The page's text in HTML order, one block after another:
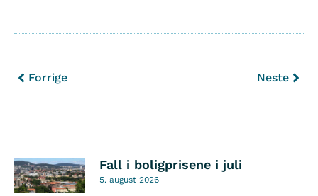
Forrige Neste
Fall i boligprisene i juli
5. august 2026